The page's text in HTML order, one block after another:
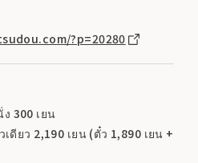
?p=20280
300 เยน
ดียว 2,190 เยน (ตั๋ว 1,890 เยน +